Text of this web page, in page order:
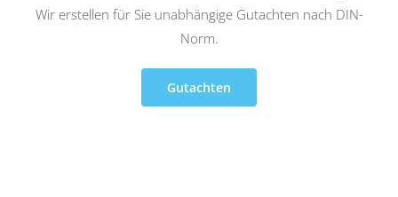
Wir erstellen für Sie unabhängige Gutachten nach DIN-
Norm.
Gutachten